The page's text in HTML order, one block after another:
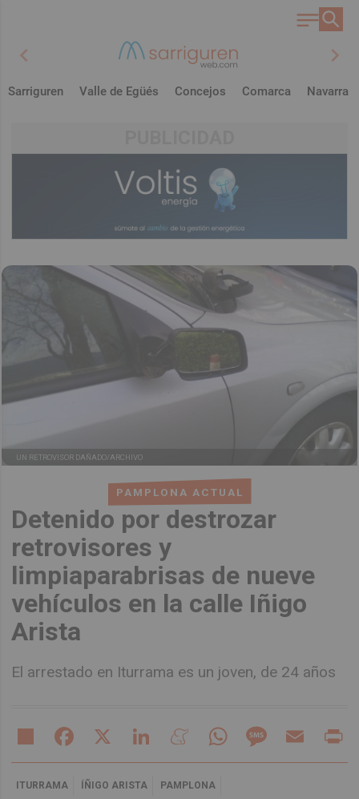
chevron_left chevron_right
Sarriguren Valle de Egüés Concejos Comarca Navarra
PAMPLONA ACTUAL
Detenido por destrozar
retrovisores y
limpiaparabrisas de nueve
vehículos en la calle Iñigo
Arista
El arrestado en Iturrama es un joven, de 24 años
UN RETROVISOR DAÑADO/ARCHIVO
Share Facebook LinkedIn MeneameWhatsAppMessageEmail
ITURRAMA ÍÑIGO ARISTA PAMPLONA